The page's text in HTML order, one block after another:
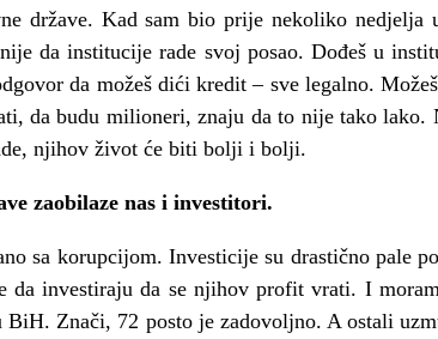
države. Kad sam bio prije nekoliko nedjelja
da institucije rade svoj posao. Dođeš u
da možeš dići kredit – sve legalno.
da budu milioneri, znaju da to nije tako
njihov život će biti bolji i bolji.
zaobilaze nas i investitori.
sa korupcijom. Investicije su drastično pale
da investiraju da se njihov profit vrati. I
Znači, 72 posto je zadovoljno. A ostali